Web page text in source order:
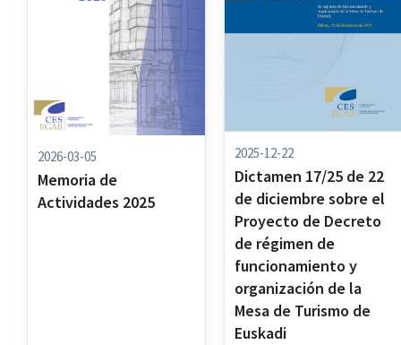
2026-03-05
Memoria de
Actividades 2025
2025-12-22
Dictamen 17/25 de 22
de diciembre sobre el
Proyecto de Decreto
de régimen de
funcionamiento y
organización de la
Mesa de Turismo de
Euskadi